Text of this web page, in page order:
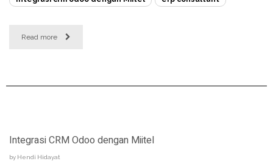
Read more
Integrasi CRM Odoo dengan Miitel
by Hendi Hidayat